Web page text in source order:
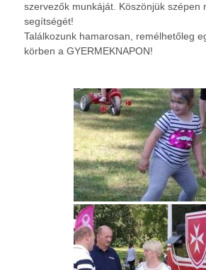
szervezők munkáját. Köszönjük szépen
segítségét!
Találkozunk hamarosan, remélhetőleg
körben a GYERMEKNAPON!